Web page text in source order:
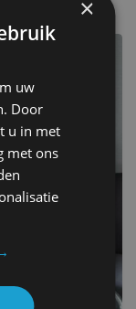
×
uw
Door
u in met
met ons